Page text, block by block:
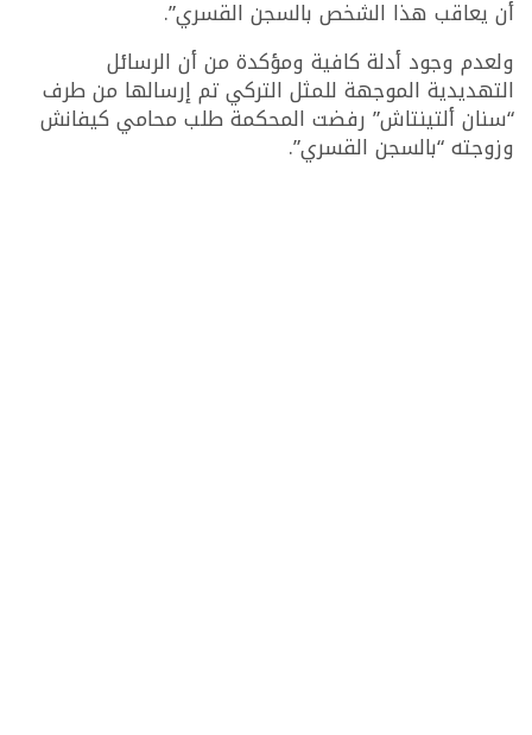
أن يعاقب هذا الشخص بالسجن القسري”.
ولعدم وجود أدلة كافية ومؤكدة من أن الرسائل
التهديدية الموجهة للمثل التركي تم إرسالها من طرف
“سنان ألتينتاش” رفضت المحكمة طلب محامي كيفانش
وزوجته “بالسجن القسري”.